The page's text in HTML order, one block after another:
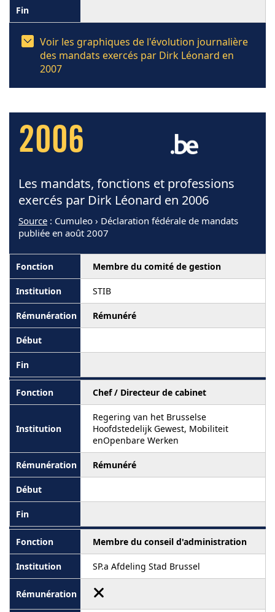
Voir les graphiques de l'évolution journalière
des mandats exercés par Dirk Léonard en
2007
2006
Les mandats, fonctions et professions
exercés par Dirk Léonard en 2006
Source : Cumuleo › Déclaration fédérale de mandats
publiée en août 2007
Membre du comité de gestion
STIB
Rémunéré
Chef / Directeur de cabinet
Regering van het Brusselse
Hoofdstedelijk Gewest, Mobiliteit
enOpenbare Werken
Rémunéré
Membre du conseil d'administration
SP.a Afdeling Stad Brussel